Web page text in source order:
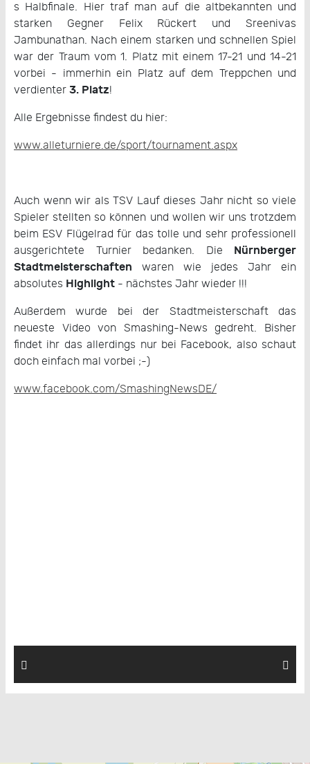
s Halbfinale. Hier traf man auf die altbekannten und
starken Gegner Felix Rückert und Sreenivas
Jambunathan. Nach einem starken und schnellen Spiel
war der Traum vom 1. Platz mit einem 17-21 und 14-21
vorbei - immerhin ein Platz auf dem Treppchen und
verdienter 3. Platz!
Alle Ergebnisse findest du hier:
www.alleturniere.de/sport/tournament.aspx
Auch wenn wir als TSV Lauf dieses Jahr nicht so viele
Spieler stellten so können und wollen wir uns trotzdem
beim ESV Flügelrad für das tolle und sehr professionell
ausgerichtete Turnier bedanken. Die Nürnberger
Stadtmeisterschaften waren wie jedes Jahr ein
absolutes Highlight - nächstes Jahr wieder !!!
Außerdem wurde bei der Stadtmeisterschaft das
neueste Video von Smashing-News gedreht. Bisher
findet ihr das allerdings nur bei Facebook, also schaut
doch einfach mal vorbei ;-)
www.facebook.com/SmashingNewsDE/